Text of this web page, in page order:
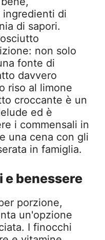
di
di sapori.
non solo
fonte di
davvero
riso al limone
croccante è un
ed è
i commensali in
una cena con gli
in famiglia.
benessere
porzione,
un'opzione
I finocchi